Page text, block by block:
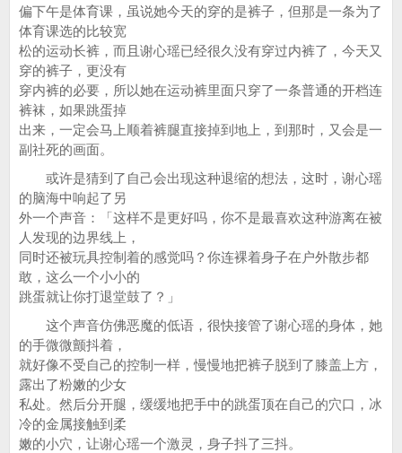
偏下午是体育课，虽说她今天的穿的是裤子，但那是一条为了
体育课选的比较宽
松的运动长裤，而且谢心瑶已经很久没有穿过内裤了，今天又
穿的裤子，更没有
穿内裤的必要，所以她在运动裤里面只穿了一条普通的开档连
裤袜，如果跳蛋掉
出来，一定会马上顺着裤腿直接掉到地上，到那时，又会是一
副社死的画面。
或许是猜到了自己会出现这种退缩的想法，这时，谢心瑶
的脑海中响起了另
外一个声音：「这样不是更好吗，你不是最喜欢这种游离在被
人发现的边界线上，
同时还被玩具控制着的感觉吗？你连裸着身子在户外散步都
敢，这么一个小小的
跳蛋就让你打退堂鼓了？」
这个声音仿佛恶魔的低语，很快接管了谢心瑶的身体，她
的手微微颤抖着，
就好像不受自己的控制一样，慢慢地把裤子脱到了膝盖上方，
露出了粉嫩的少女
私处。然后分开腿，缓缓地把手中的跳蛋顶在自己的穴口，冰
冷的金属接触到柔
嫩的小穴，让谢心瑶一个激灵，身子抖了三抖。